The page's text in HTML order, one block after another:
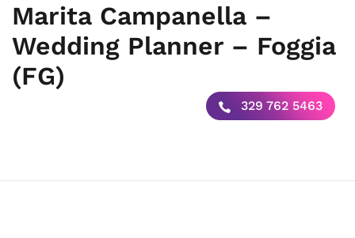
Marita Campanella –
Wedding Planner – Foggia
(FG)
329 762 5463